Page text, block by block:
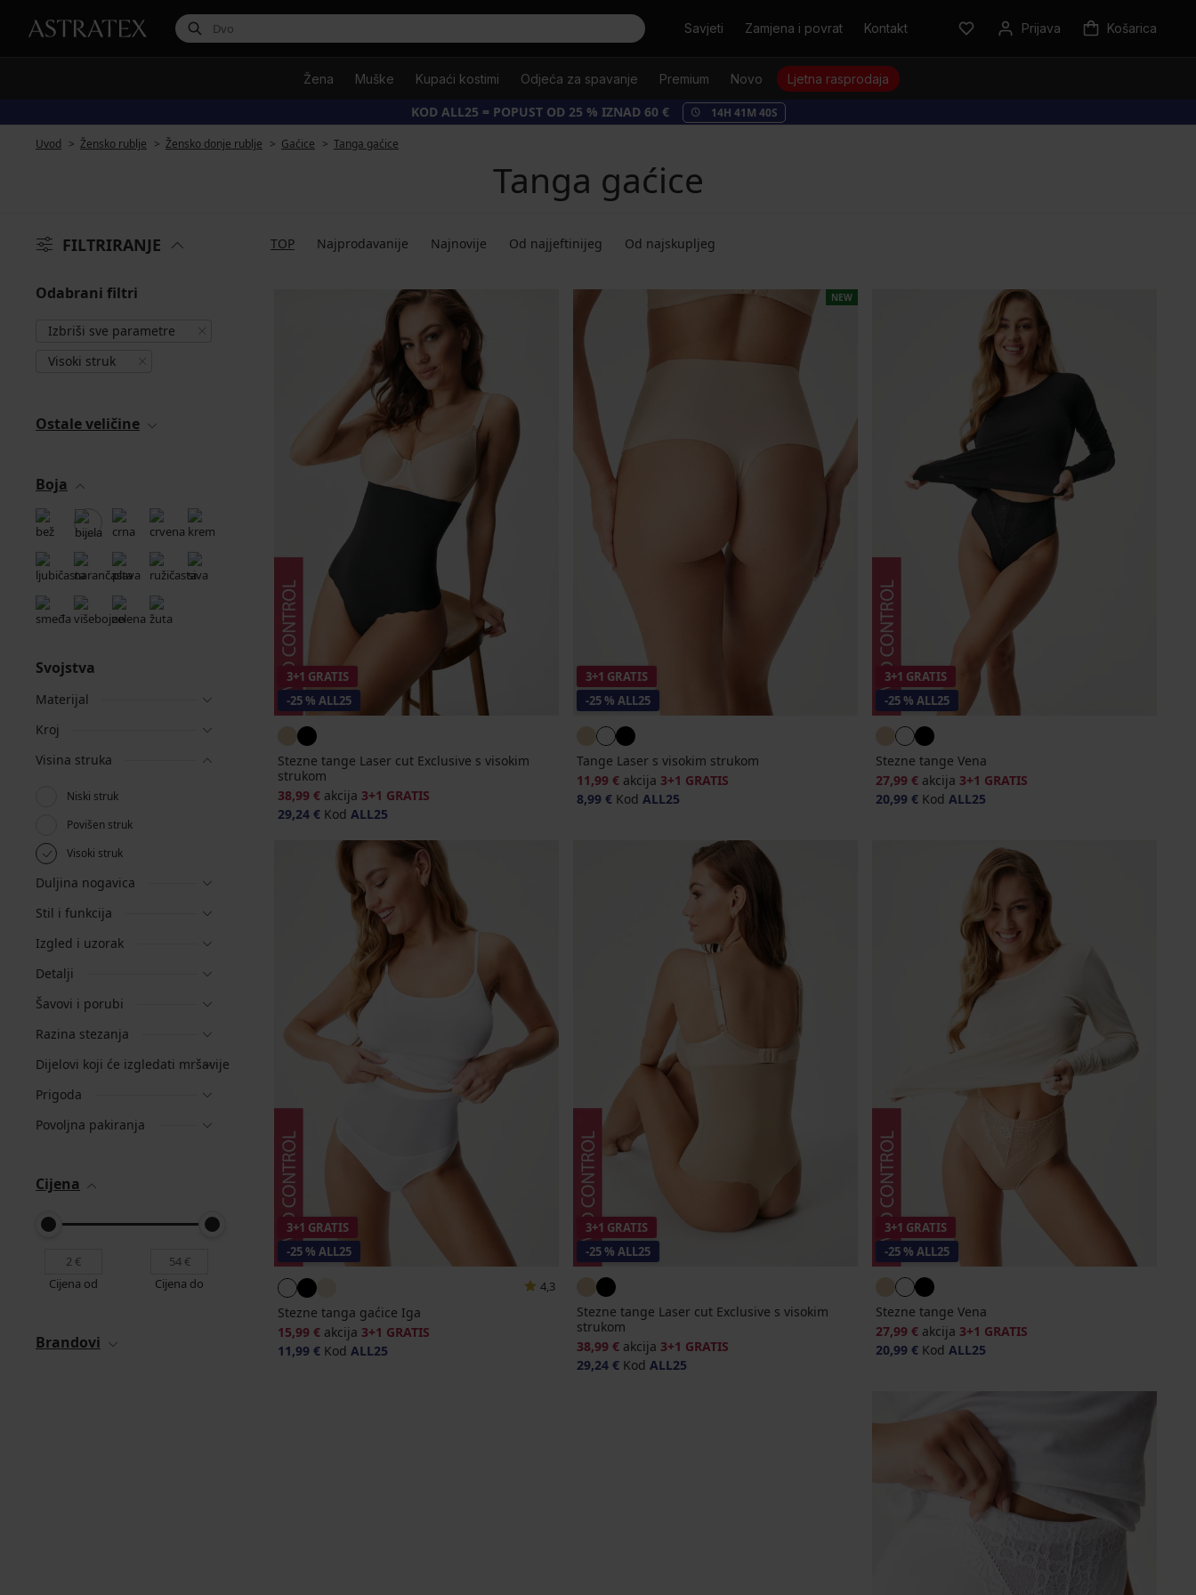
TražitiSavjeti Zamjena i povrat Kontakt Prijava Košarica
Žena Muške Kupaći kostimi Odjeća za spavanje Premium Novo Ljetna rasprodaja
KOD ALL25 = POPUST OD 25 % IZNAD 60 € 14H 41M 38S
Uvod Žensko rublje Žensko donje rublje Gaćice Tanga gaćice
Tanga gaćice
FILTRIRANJE TOP Najprodavanije Najnovije Od najjeftinijeg Od najskupljeg
Odabrani filtri
Izbriši sve parametre
Visoki struk
Ostale veličine
Boja
Svojstva
Materijal
Kroj
Visina struka
Niski struk
Povišen struk
Visoki struk
Duljina nogavica
Stil i funkcija
Izgled i uzorak
Detalji
Šavovi i porubi
Razina stezanja
Dijelovi koji će izgledati mršavije
Prigoda
Povoljna pakiranja
Cijena
Cijena od Cijena do
Brandovi
3+1 GRATIS
-25 % ALL25
Stezne tange Laser cut Exclusive s visokim
strukom
38,99 € akcija 3+1 GRATIS
29,24 € Kod ALL25
NEW
3+1 GRATIS
-25 % ALL25
Tange Laser s visokim strukom
11,99 € akcija 3+1 GRATIS
8,99 €Kod ALL25
3+1 GRATIS
-25 % ALL25
Stezne tange Vena
27,99 € akcija 3+1 GRATIS
20,99 €Kod ALL25
3+1 GRATIS
-25 % ALL25
4,3
Stezne tanga gaćice Iga
15,99 € akcija 3+1 GRATIS
11,99 € Kod ALL25
3+1 GRATIS
-25 % ALL25
Stezne tange Laser cut Exclusive s visokim
strukom
38,99 € akcija 3+1 GRATIS
29,24 €Kod ALL25
3+1 GRATIS
-25 % ALL25
Stezne tange Vena
27,99 € akcija 3+1 GRATIS
20,99 €Kod ALL25